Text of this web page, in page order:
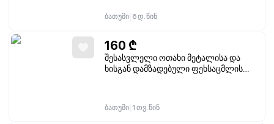
ბათუმი 6 დ. წინ
160 ₾
შესასვლელი ოთახი მეტალისა და
ხისგან დამზადებული ფეხსაცმლის
ბათუმი 1 თვ. წინ